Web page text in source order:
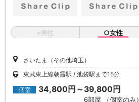
×男性 ○女性
さいたま（その他埼玉）
東武東上線朝霞駅
池袋駅まで15分
個室 34,800円～39,800円
6部屋 （個室のみ）